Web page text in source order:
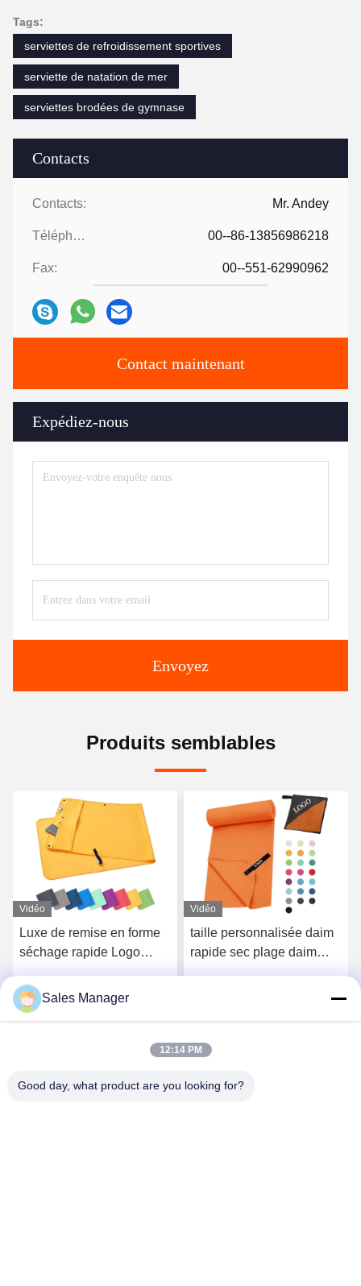
Contacts
Contacts: Mr. Andey
Téléphone: 00--86-13856986218
Fax: 00--551-62990962
Contact maintenant
Expédiez-nous
Envoyez
Tags:
serviettes de refroidissement sportives
serviette de natation de mer
serviettes brodées de gymnase
Produits semblables
Vidéo
taille personnalisée daim
rapide sec plage daim
serviette de sport pour le
gymnase avec logo
Obtenez le meilleur prix
Vidéo
Absorbant à séchage
rapide en microfibre
Sales Manager
12:14 PM
Good day, what product are you looking for?